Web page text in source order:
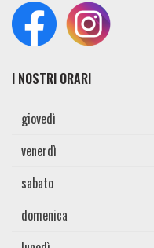
I NOSTRI ORARI
giovedì
venerdì
sabato
domenica